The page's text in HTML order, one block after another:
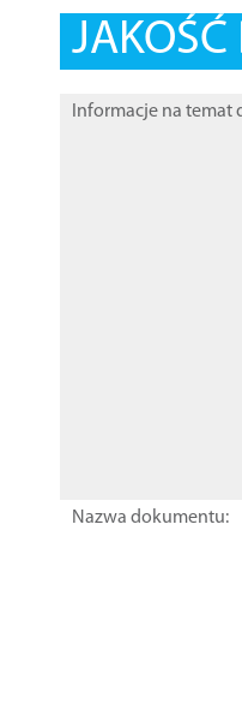
Informacje na temat
Nazwa dokumentu: